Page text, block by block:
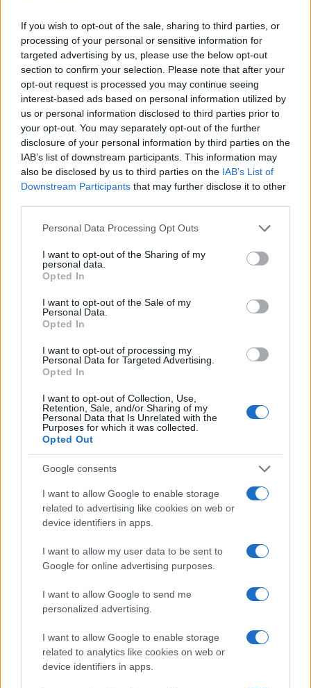
If you wish to opt-out of the sale, sharing to third parties, or
processing of your personal or sensitive information for
targeted advertising by us, please use the below opt-out
section to confirm your selection. Please note that after your
opt-out request is processed you may continue seeing
interest-based ads based on personal information utilized by
us or personal information disclosed to third parties prior to
your opt-out. You may separately opt-out of the further
disclosure of your personal information by third parties on the
IAB’s list of downstream participants. This information may
also be disclosed by us to third parties on the IAB’s List of
Downstream Participants that may further disclose it to other
Please note that this website/app uses one or more Google
not limited to your visit or usage behaviour. You may click to
grant or deny consent to Google and its third-party tags to
use your data for below specified purposes in below Google
consent section.
Personal Data Processing Opt Outs
I want to opt-out of the Sharing of my
personal data.
Opted In
I want to opt-out of the Sale of my
Personal Data.
Opted In
I want to opt-out of processing my
Personal Data for Targeted Advertising.
Opted In
I want to opt-out of Collection, Use,
Retention, Sale, and/or Sharing of my
Personal Data that Is Unrelated with the
Purposes for which it was collected.
Opted Out
Google consents
I want to allow Google to enable storage
related to advertising like cookies on web or
device identifiers in apps.
I want to allow my user data to be sent to
Google for online advertising purposes.
I want to allow Google to send me
personalized advertising.
I want to allow Google to enable storage
related to analytics like cookies on web or
device identifiers in apps.
Országos hírek
Itt az ÉVOSZ megoldása a hőhullámok és az
energiakrízis kezelésére
Miért éri meg Afrikában utat építeni?
Minden, amit a GED Afrika projektről
tudni kell
Kultúra
Kihívások labirintusában
Országos hírek
Túlfogyasztás napja - július 30-ra
felhasználta az emberiség a Föld egész
Open Orfű: mozgás, zene, közösség
Kultúra